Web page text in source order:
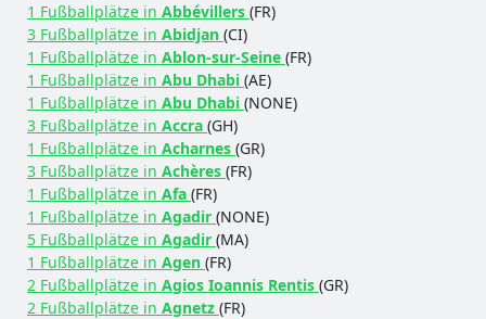
1 Fußballplätze in Abbévillers (FR)
3 Fußballplätze in Abidjan (CI)
1 Fußballplätze in Ablon-sur-Seine (FR)
1 Fußballplätze in Abu Dhabi (AE)
1 Fußballplätze in Abu Dhabi (NONE)
3 Fußballplätze in Accra (GH)
1 Fußballplätze in Acharnes (GR)
3 Fußballplätze in Achères (FR)
1 Fußballplätze in Afa (FR)
1 Fußballplätze in Agadir (NONE)
5 Fußballplätze in Agadir (MA)
1 Fußballplätze in Agen (FR)
2 Fußballplätze in Agios Ioannis Rentis (GR)
2 Fußballplätze in Agnetz (FR)